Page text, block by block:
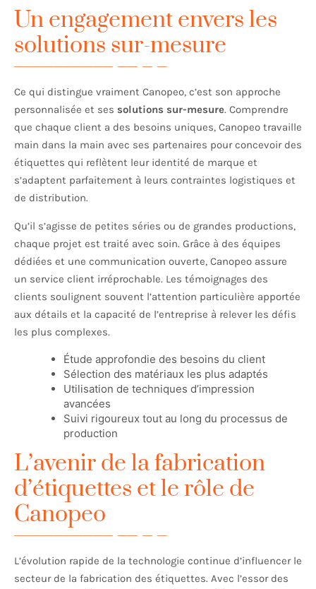
Un engagement envers les
solutions sur-mesure
Ce qui distingue vraiment Canopeo, c’est son approche
personnalisée et ses solutions sur-mesure. Comprendre
que chaque client a des besoins uniques, Canopeo travaille
main dans la main avec ses partenaires pour concevoir des
étiquettes qui reflètent leur identité de marque et
s’adaptent parfaitement à leurs contraintes logistiques et
de distribution.
Qu’il s’agisse de petites séries ou de grandes productions,
chaque projet est traité avec soin. Grâce à des équipes
dédiées et une communication ouverte, Canopeo assure
un service client irréprochable. Les témoignages des
clients soulignent souvent l’attention particulière apportée
aux détails et la capacité de l’entreprise à relever les défis
les plus complexes.
Étude approfondie des besoins du client
Sélection des matériaux les plus adaptés
Utilisation de techniques d’impression
avancées
Suivi rigoureux tout au long du processus de
production
L’avenir de la fabrication
d’étiquettes et le rôle de
Canopeo
L’évolution rapide de la technologie continue d’influencer le
secteur de la fabrication des étiquettes. Avec l’essor des